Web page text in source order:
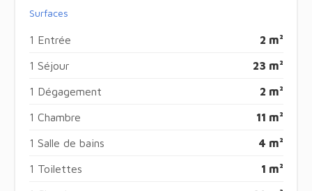
Surfaces
1 Entrée 2 m²
1 Séjour 23 m²
1 Dégagement 2 m²
1 Chambre 11 m²
1 Salle de bains 4 m²
1 Toilettes 1 m²